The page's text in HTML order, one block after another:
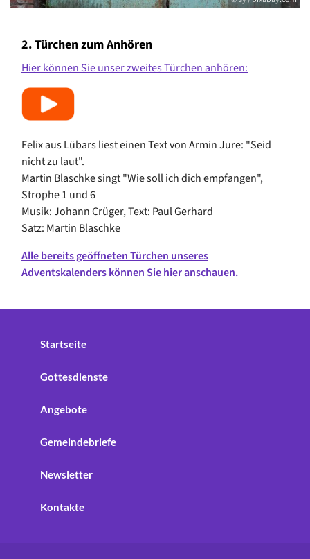
2. Türchen zum Anhören
Hier können Sie unser zweites Türchen anhören:
Felix aus Lübars liest einen Text von Armin Jure: "Seid
nicht zu laut".
Martin Blaschke singt "Wie soll ich dich empfangen",
Strophe 1 und 6
Musik: Johann Crüger, Text: Paul Gerhard
Satz: Martin Blaschke
Alle bereits geöffneten Türchen unseres
Adventskalenders können Sie hier anschauen.
Startseite
Gottesdienste
Angebote
Gemeindebriefe
Newsletter
Kontakte